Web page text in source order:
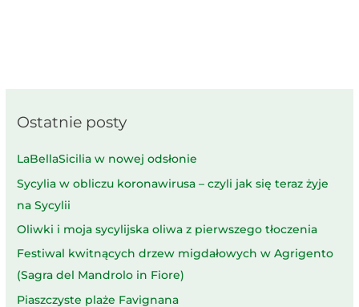
Ostatnie posty
LaBellaSicilia w nowej odsłonie
Sycylia w obliczu koronawirusa – czyli jak się teraz żyje
na Sycylii
Oliwki i moja sycylijska oliwa z pierwszego tłoczenia
Festiwal kwitnących drzew migdałowych w Agrigento
(Sagra del Mandrolo in Fiore)
Piaszczyste plaże Favignana